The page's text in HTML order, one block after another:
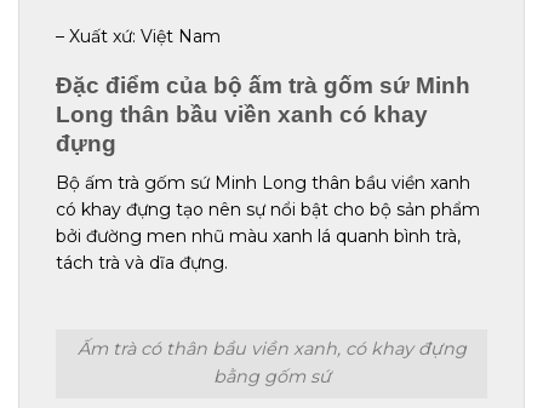
– Xuất xứ: Việt Nam
Đặc điểm của bộ ấm trà gốm sứ Minh
Long thân bầu viền xanh có khay
đựng
Bộ ấm trà gốm sứ Minh Long thân bầu viền xanh
có khay đựng tạo nên sự nổi bật cho bộ sản phẩm
bởi đường men nhũ màu xanh lá quanh bình trà,
tách trà và dĩa đựng.
Ấm trà có thân bầu viền xanh, có khay đựng
bằng gốm sứ